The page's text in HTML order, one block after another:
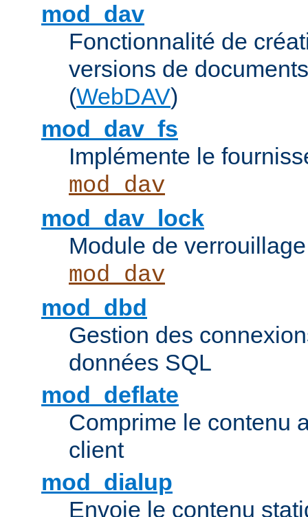
mod_dav
Fonctionnalité de
versions de
(WebDAV)
mod_dav_fs
Implémente le
mod_dav
mod_dav_lock
Module de
mod_dav
mod_dbd
Gestion des
données SQL
mod_deflate
Comprime le contenu
client
mod_dialup
Envoie le contenu